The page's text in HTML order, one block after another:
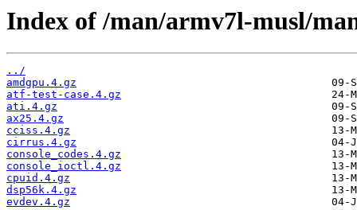
Index of /man/armv7l-musl/
../
amdgpu.4.gz
atf-test-case.4.gz
ati.4.gz
ax25.4.gz
cciss.4.gz
cirrus.4.gz
console_codes.4.gz
console_ioctl.4.gz
cpuid.4.gz
dsp56k.4.gz
evdev.4.gz